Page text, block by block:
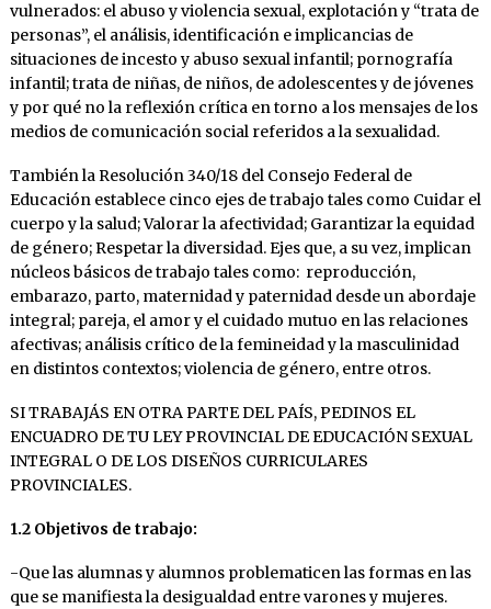
vulnerados: el abuso y violencia sexual, explotación y “trata de
personas”, el análisis, identificación e implicancias de
situaciones de incesto y abuso sexual infantil; pornografía
infantil; trata de niñas, de niños, de adolescentes y de jóvenes
y por qué no la reflexión crítica en torno a los mensajes de los
medios de comunicación social referidos a la sexualidad.
También la Resolución 340/18 del Consejo Federal de
Educación establece cinco ejes de trabajo tales como Cuidar el
cuerpo y la salud; Valorar la afectividad; Garantizar la equidad
de género; Respetar la diversidad. Ejes que, a su vez, implican
núcleos básicos de trabajo tales como: reproducción,
embarazo, parto, maternidad y paternidad desde un abordaje
integral; pareja, el amor y el cuidado mutuo en las relaciones
afectivas; análisis crítico de la femineidad y la masculinidad
en distintos contextos; violencia de género, entre otros.
SI TRABAJÁS EN OTRA PARTE DEL PAÍS, PEDINOS EL
ENCUADRO DE TU LEY PROVINCIAL DE EDUCACIÓN SEXUAL
INTEGRAL O DE LOS DISEÑOS CURRICULARES
PROVINCIALES.
1.2 Objetivos de trabajo:
-Que las alumnas y alumnos problematicen las formas en las
que se manifiesta la desigualdad entre varones y mujeres.